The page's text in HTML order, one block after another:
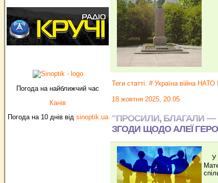
Погода на найближчий час
Канів
Погода на 10 днів від sinoptik.ua
Теги статті: # Україна війна
18 жовтня 2025, 20:05
"ПРОСИЛИ, БЛАГАЛИ —
ЗГОДИ ЩОДО АЛЕЇ
У